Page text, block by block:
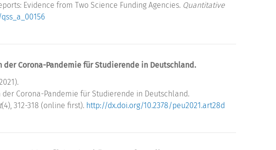
Evidence from Two Science Funding Agencies. Quantitative
der Corona-Pandemie für Studierende in Deutschland.
Corona-Pandemie für Studierende in Deutschland.
(4), 312-318 (online first). http://dx.doi.org/10.2378/peu2021.art28d